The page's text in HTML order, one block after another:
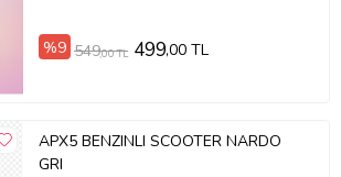
%9 549,00 TL 499,00 TL
APX5 BENZINLI SCOOTER NARDO
GRI